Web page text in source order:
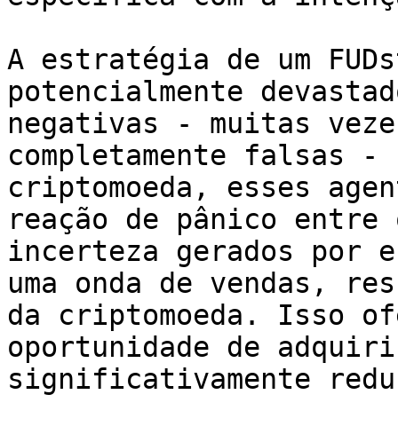
A estratégia de um
potencialmente
negativas - muitas
completamente falsas -
criptomoeda, esses
reação de pânico
incerteza gerados por
uma onda de vendas,
da criptomoeda. Isso
oportunidade de
significativamente